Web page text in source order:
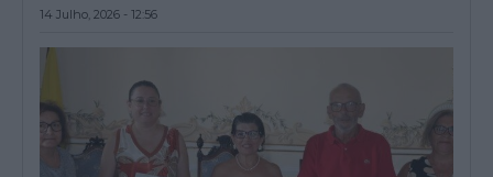
14 Julho, 2026 - 12:56